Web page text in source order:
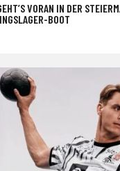
VORAN IN DER
BOOT